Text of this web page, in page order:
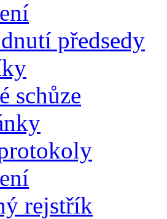
předsedy
schůze
rejstřík